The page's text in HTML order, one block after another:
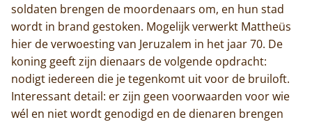
soldaten brengen de moordenaars om, en hun stad
wordt in brand gestoken. Mogelijk verwerkt Mattheüs
hier de verwoesting van Jeruzalem in het jaar 70. De
koning geeft zijn dienaars de volgende opdracht:
nodigt iedereen die je tegenkomt uit voor de bruiloft.
Interessant detail: er zijn geen voorwaarden voor wie
wél en niet wordt genodigd en de dienaren brengen